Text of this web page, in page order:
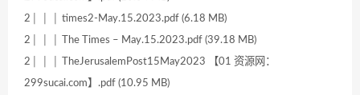
2│ │ │ times2-May.15.2023.pdf (6.18 MB)
2│ │ │ The Times – May.15.2023.pdf (39.18 MB)
2│ │ │ TheJerusalemPost15May2023 【01 资源网：
299sucai.com】.pdf (10.95 MB)